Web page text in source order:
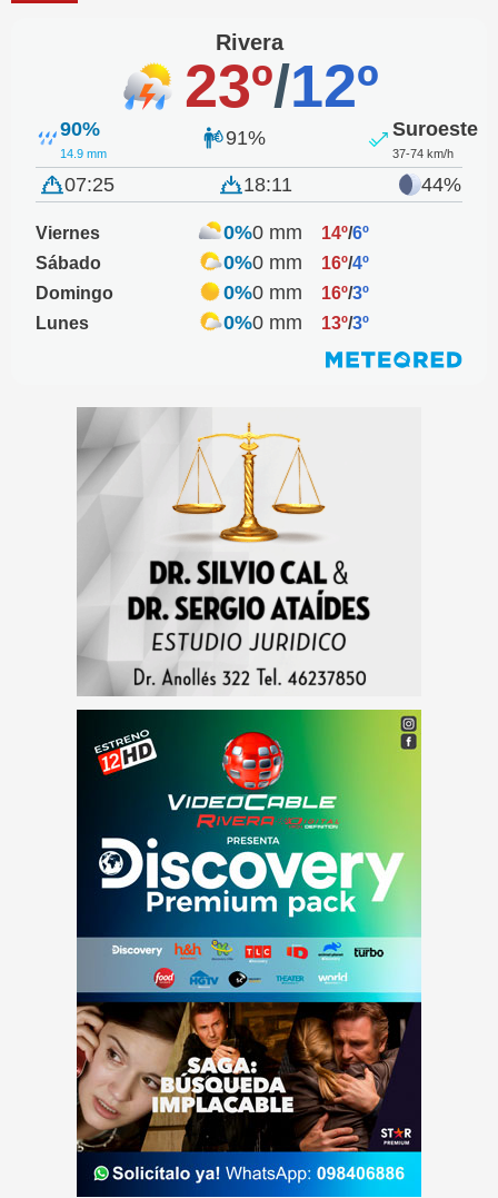
Rivera
23º/12º
90%
14.9 mm
91% Suroeste
37-74 km/h
07:25 18:11 44%
Viernes 0%0 mm 14º/6º
Sábado
0%0 mm 16º/4º
Domingo
0%0 mm 16º/3º
Lunes
0%0 mm 13º/3º